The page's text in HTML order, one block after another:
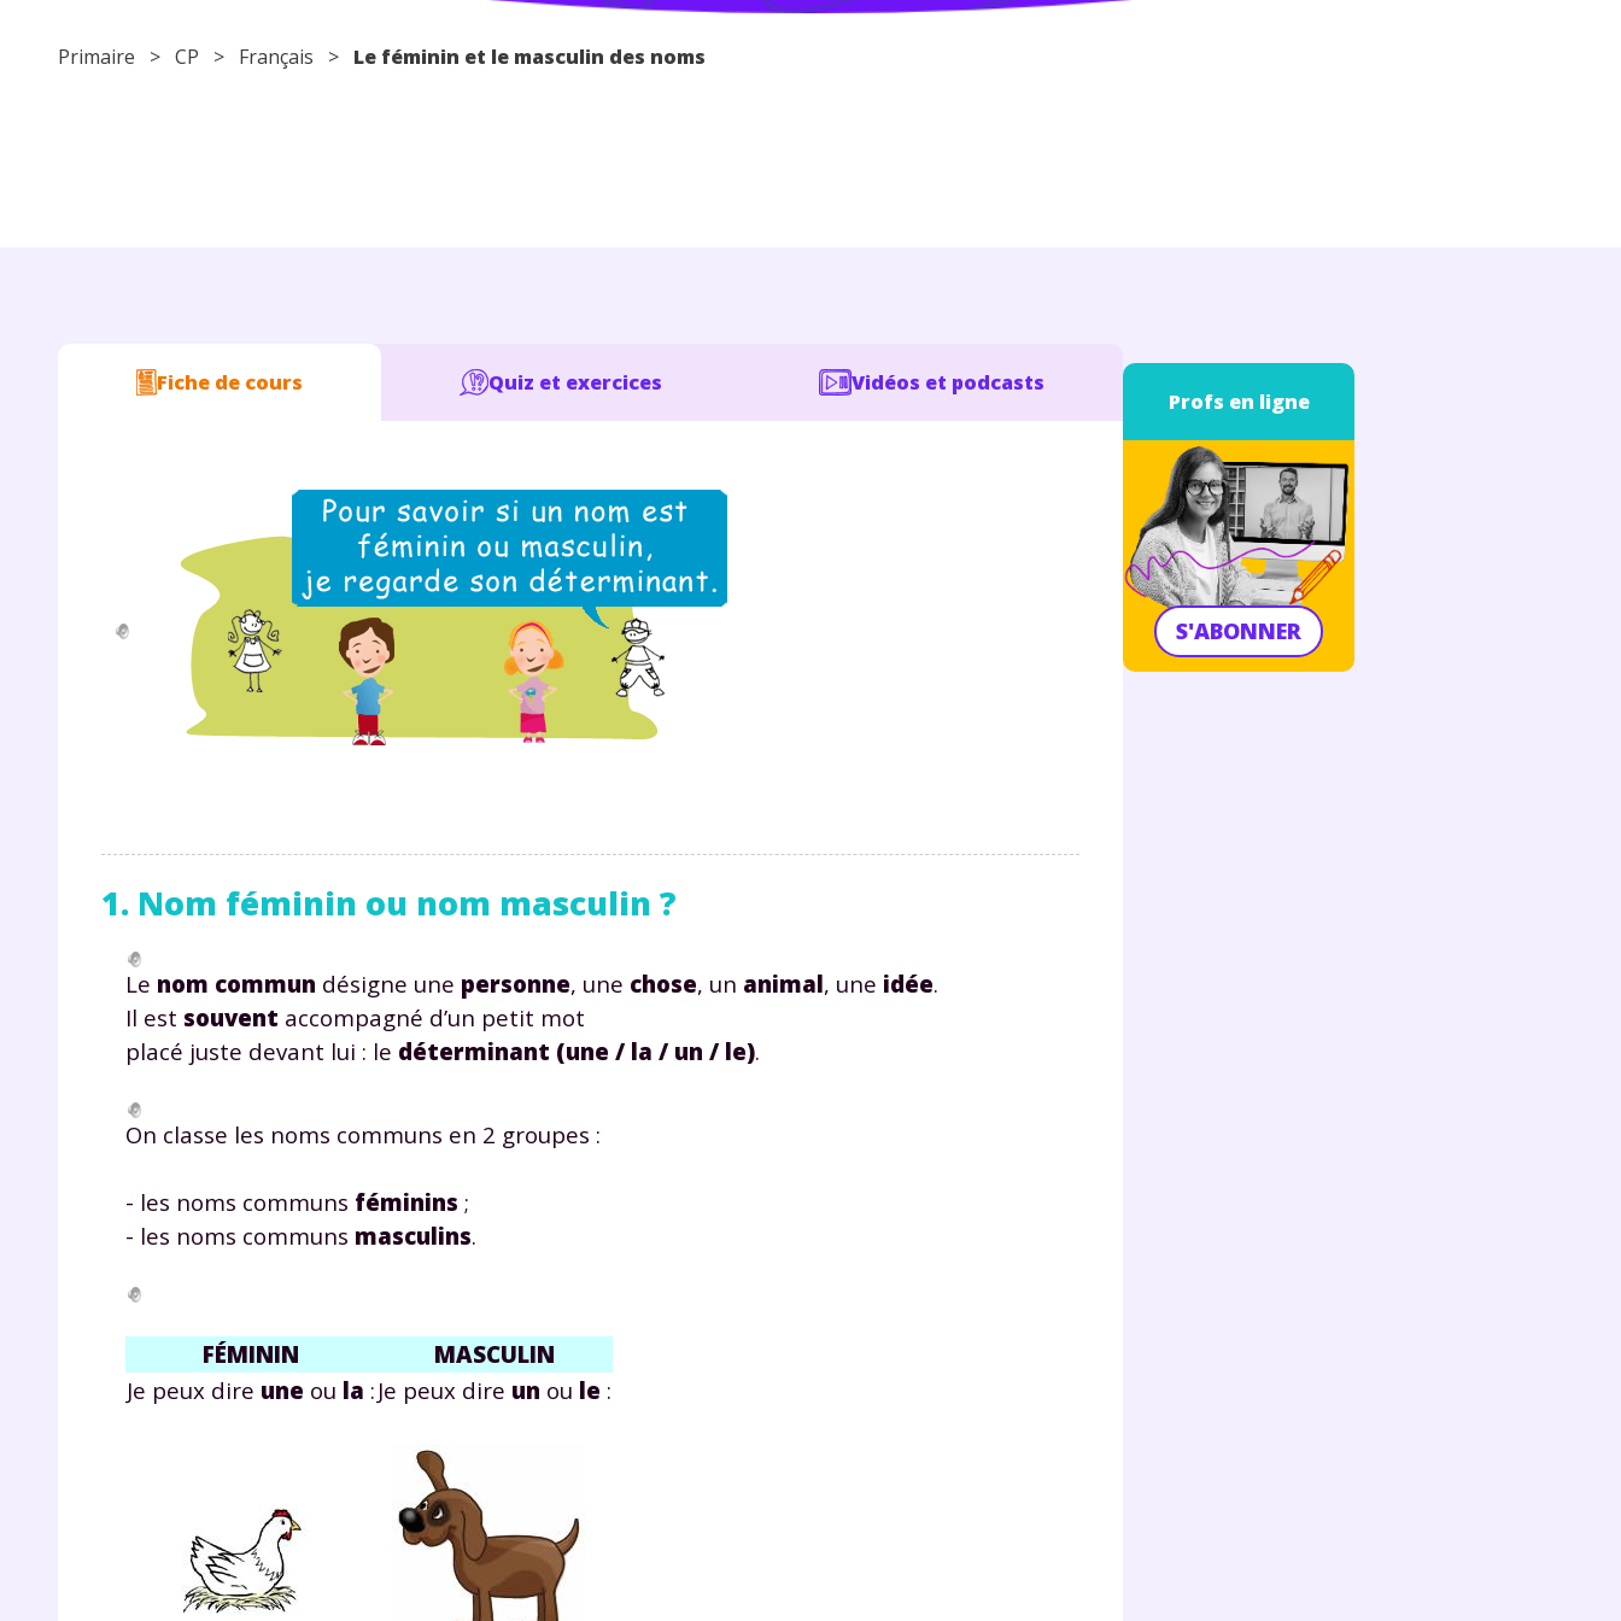
Primaire > CP > Français > Le féminin et le masculin des noms
Fiche de cours Quiz et exercices Vidéos et podcasts
1. Nom féminin ou nom masculin ?
Le nom commun désigne une personne, une chose, un animal, une idée.
Il est souvent accompagné d’un petit mot
placé juste devant lui : le déterminant (une / la / un / le).
On classe les noms communs en 2 groupes :
- les noms communs féminins ;
- les noms communs masculins.
FÉMININ
MASCULIN
Je peux dire une ou la : Je peux dire un ou le :
Profs en ligne
S'ABONNER